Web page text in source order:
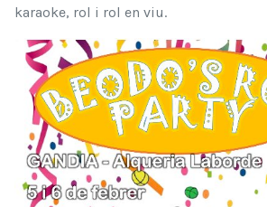
karaoke, rol i rol en viu.